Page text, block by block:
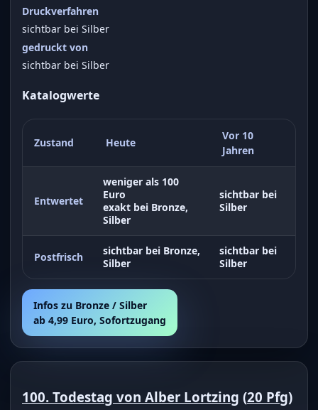
Druckverfahren
sichtbar bei Silber
gedruckt von
sichtbar bei Silber
Katalogwerte
Zustand Heute
Vor 10
Jahren
Entwertet
weniger als 100
Euro
exakt bei Bronze,
Silber
sichtbar bei
Silber
Postfrisch
sichtbar bei Bronze,
Silber
sichtbar bei
Silber
Infos zu Bronze / Silber
ab 4,99 Euro, Sofortzugang
100. Todestag von Alber Lortzing (20 Pfg)